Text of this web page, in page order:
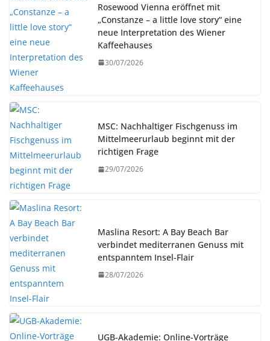
Rosewood Vienna eröffnet mit
„Constanze – a little love story“ eine
neue Interpretation des Wiener
Kaffeehauses
30/07/2026
MSC: Nachhaltiger Fischgenuss im
Mittelmeerurlaub beginnt mit der
richtigen Frage
29/07/2026
Maslina Resort: A Bay Beach Bar
verbindet mediterranen Genuss mit
entspanntem Insel-Flair
28/07/2026
UGB-Akademie: Online-Vorträge